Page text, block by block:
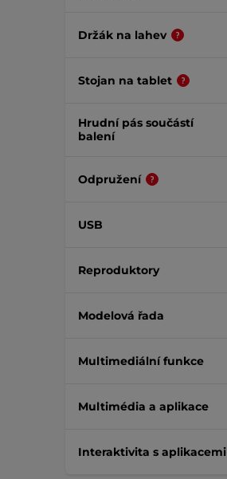
Držák na lahev
Stojan na tablet
Hrudní pás součástí
balení
Odpružení
USB
Reproduktory
Modelová řada
Multimediální funkce
Multimédia a aplikace
Interaktivita s aplikacemi